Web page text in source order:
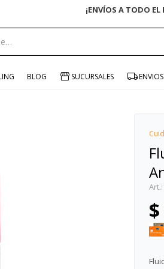
BLOG SUCURSALES ENVIOS
$